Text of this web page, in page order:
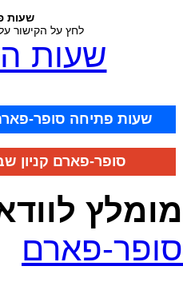
שעות
לחץ על הקישור
שעות
שעות פתיחה סופר-
סופר-פארם קניון
מומלץ
סופר-פארם